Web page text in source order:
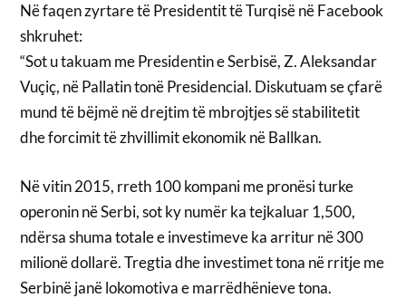
Në faqen zyrtare të Presidentit të Turqisë në Facebook
shkruhet:
“Sot u takuam me Presidentin e Serbisë, Z. Aleksandar
Vuçiç, në Pallatin tonë Presidencial. Diskutuam se çfarë
mund të bëjmë në drejtim të mbrojtjes së stabilitetit
dhe forcimit të zhvillimit ekonomik në Ballkan.
Në vitin 2015, rreth 100 kompani me pronësi turke
operonin në Serbi, sot ky numër ka tejkaluar 1,500,
ndërsa shuma totale e investimeve ka arritur në 300
milionë dollarë. Tregtia dhe investimet tona në rritje me
Serbinë janë lokomotiva e marrëdhënieve tona.